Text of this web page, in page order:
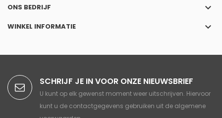
ONS BEDRIJF keyboard_arrow_down
WINKEL INFORMATIE keyboard_arrow_down
SCHRIJF JE IN VOOR ONZE NIEUWSBRIEF
U kunt op elk gewenst moment weer uitschrijven. Hiervoor
kunt u de contactgegevens gebruiken uit de algemene